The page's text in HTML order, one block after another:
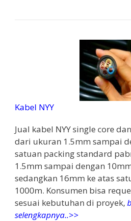
Kabel NYY
Jual kabel NYY single core
dari ukuran 1.5mm sampai
satuan packing standard
1.5mm sampai dengan
sedangkan 16mm ke atas
1000m. Konsumen bisa
sesuai kebutuhan di proyek,
selengkapnya..>>